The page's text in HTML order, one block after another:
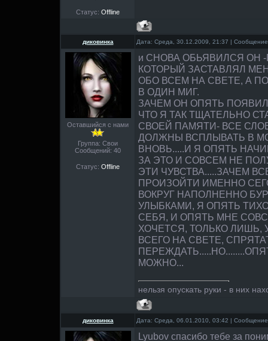
Статус: Offline
диковинка Дата: Среда, 30.12.2009, 21:37 |
Оставшийся с нами
Группа: Свои
Сообщений: 40
Статус: Offline
и СНОВА ОБЬЯВИЛСЯ ОН
КОТОРЫЙ ЗАСТАВЛЯЛ
ОБО ВСЕМ НА СВЕТЕ, А
В ОДИН МИГ.
ЗАЧЕМ ОН ОПЯТЬ
ЧТО Я ТАК ТЩАТЕЛЬНО
СВОЕЙ ПАМЯТИ- ВСЕ
ДОЛЖНЫ ВСПЛЫВАТЬ В
ВНОВЬ.....И Я ОПЯТЬ
ЗА ЭТО И СОВСЕМ НЕ
ЭТИ ЧУВСТВА.....ЗАЧЕМ
ПРОИЗОЙТИ ИМЕННО
ВОКРУГ НАПОЛНЕННО
УЛЫБКАМИ, Я ОПЯТЬ
СЕБЯ, И ОПЯТЬ МНЕ
ХОЧЕТСЯ, ТОЛЬКО ЛИШЬ,
ВСЕГО НА СВЕТЕ,
МОЖНО...
нельзя опускать руки - в них
диковинка Дата: Среда, 06.01.2010, 03:42 |
Lyubov спасибо тебе за